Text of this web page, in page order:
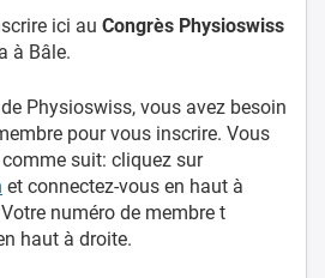
ici au Congrès Physioswiss
à Bâle.
Physioswiss, vous avez besoin
pour vous inscrire. Vous
suit: cliquez sur
et connectez-vous en haut à
numéro de membre t
haut à droite.